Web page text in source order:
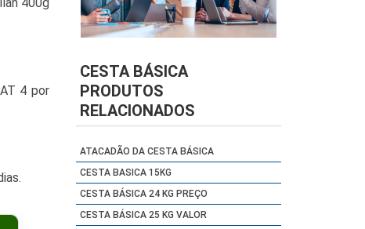
4 por
CESTA BÁSICA
PRODUTOS
RELACIONADOS
ATACADÃO DA CESTA BÁSICA
CESTA BASICA 15KG
CESTA BÁSICA 24 KG PREÇO
CESTA BÁSICA 25 KG VALOR